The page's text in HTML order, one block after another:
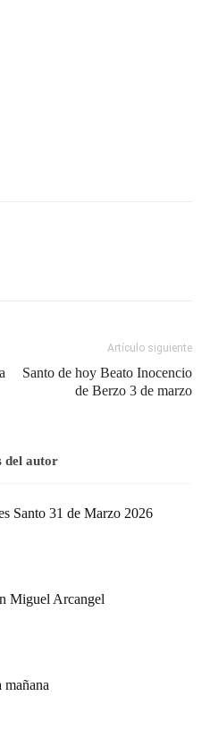
Artículo siguiente
Santo de hoy Beato Inocencio
de Berzo 3 de marzo
del autor
Santo 31 de Marzo 2026
Miguel Arcangel
mañana